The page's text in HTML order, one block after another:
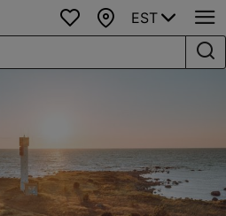
Lemmikud
Kaart
EST